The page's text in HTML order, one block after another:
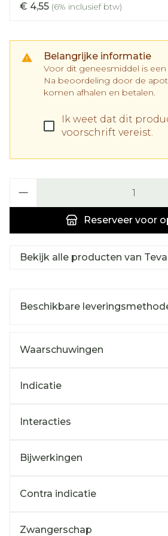
€ 4,55 (6% inclusief btw)
Belangrijke informatie
Voor dit geneesmiddel is
Na beoordeling door de
komen afhalen en betalen.
Ik weet dat dit
voorschrift vereist.
Reserveer voor
Bekijk alle producten van Teva
Beschikbare
Waarschuwingen
Indicatie
Interacties
Bijwerkingen
Contra indicatie
Zwangerschap